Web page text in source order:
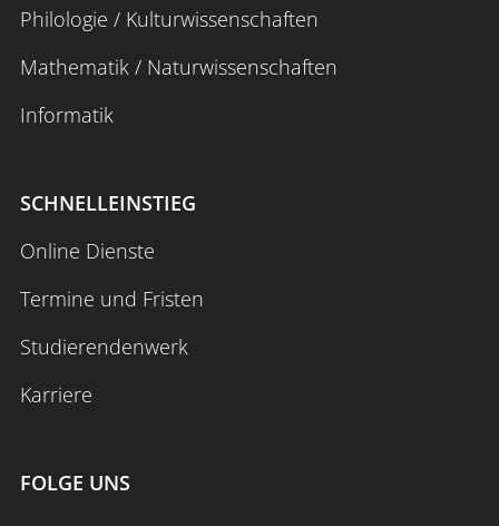
eingeordnet und der eigene Beitrag
Vertiefende Informationen erhalten Sie
Forschungsstand
Philologie / Kulturwissenschaften
Mathematik / Naturwissenschaften
Informatik
SCHNELLEINSTIEG
Online Dienste
Termine und Fristen
Studierendenwerk
Karriere
FOLGE UNS